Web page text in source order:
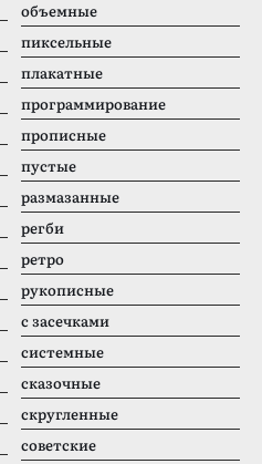
объемные
пиксельные
плакатные
программирование
прописные
пустые
размазанные
регби
ретро
рукописные
с засечками
системные
сказочные
скругленные
советские